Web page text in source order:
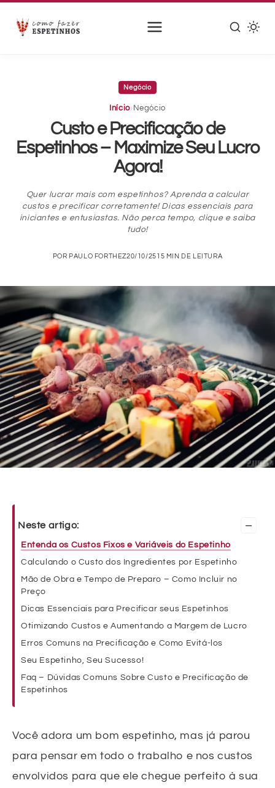
Negócio
Início› Negócio
Custo e Precificação de
Espetinhos – Maximize Seu Lucro
Agora!
Quer lucrar mais com espetinhos? Aprenda a calcular
custos e precificar corretamente! Dicas essenciais para
iniciantes e entusiastas. Não perca tempo, clique e saiba
tudo!
POR PAULO FORTHEZ20/10/2515 MIN DE LEITURA
Neste artigo: –
Entenda os Custos Fixos e Variáveis do Espetinho
Calculando o Custo dos Ingredientes por Espetinho
Mão de Obra e Tempo de Preparo – Como Incluir no
Preço
Dicas Essenciais para Precificar seus Espetinhos
Otimizando Custos e Aumentando a Margem de Lucro
Erros Comuns na Precificação e Como Evitá-los
Seu Espetinho, Seu Sucesso!
Faq – Dúvidas Comuns Sobre Custo e Precificação de
Espetinhos
Você adora um bom espetinho, mas já parou
para pensar em todo o trabalho e nos custos
envolvidos para que ele chegue perfeito à sua